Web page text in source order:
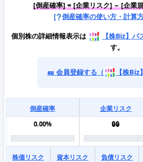
[倒産確率] = [企業リスク] − [企業
[
倒産確率の使い方・計算
個別株の詳細情報表示は 【株Biz】パ
す。
🎫 会員登録する（ 【株Biz
倒産確率 企業リスク
0.00% 🔒🔒
株価リスク 資本リスク 負債リスク